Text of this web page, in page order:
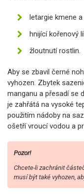
letargie kmene a
hnijící kořenový
žloutnutí rostlin.
Aby se zbavil černé
vyhozen. Zbytek
manganu a přesadí se
je zahřátá na vysoké
použitím nádoby na
ošetří vroucí vodou a
Pozor!
Chcete-li zachránit
musí být také vyhozen,